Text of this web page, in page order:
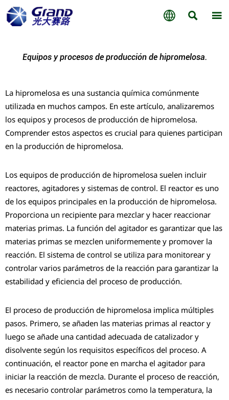
  
Equipos y procesos de producción de hipromelosa.
La hipromelosa es una sustancia química comúnmente
utilizada en muchos campos. En este artículo, analizaremos
los equipos y procesos de producción de hipromelosa.
Comprender estos aspectos es crucial para quienes participan
en la producción de hipromelosa.
Los equipos de producción de hipromelosa suelen incluir
reactores, agitadores y sistemas de control. El reactor es uno
de los equipos principales en la producción de hipromelosa.
Proporciona un recipiente para mezclar y hacer reaccionar
materias primas. La función del agitador es garantizar que las
materias primas se mezclen uniformemente y promover la
reacción. El sistema de control se utiliza para monitorear y
controlar varios parámetros de la reacción para garantizar la
estabilidad y eficiencia del proceso de producción.
El proceso de producción de hipromelosa implica múltiples
pasos. Primero, se añaden las materias primas al reactor y
luego se añade una cantidad adecuada de catalizador y
disolvente según los requisitos específicos del proceso. A
continuación, el reactor pone en marcha el agitador para
iniciar la reacción de mezcla. Durante el proceso de reacción,
es necesario controlar parámetros como la temperatura, la